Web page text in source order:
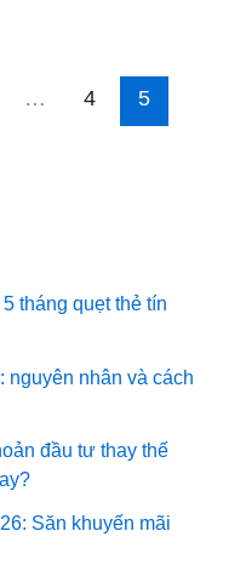
… 4 5
tháng quẹt thẻ tín
nguyên nhân và cách
đầu tư thay thế
Săn khuyến mãi